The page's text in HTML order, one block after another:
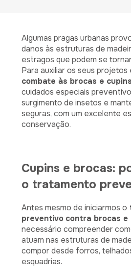
Algumas pragas urbanas
danos às estruturas de
estragos que podem se
Para auxiliar os seus projetos
combate às brocas e cupins
cuidados especiais
surgimento de insetos e
seguras, com um excelente
conservação.
Cupins e brocas:
o tratamento
Antes mesmo de iniciarmos o
preventivo contra brocas e
necessário compreender
atuam nas estruturas de
compor desde forros,
esquadrias.